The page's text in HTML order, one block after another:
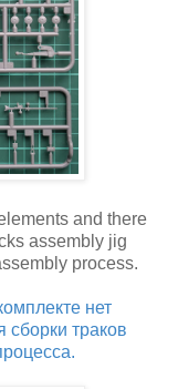
and there
assembly jig
process.
нет
сборки траков